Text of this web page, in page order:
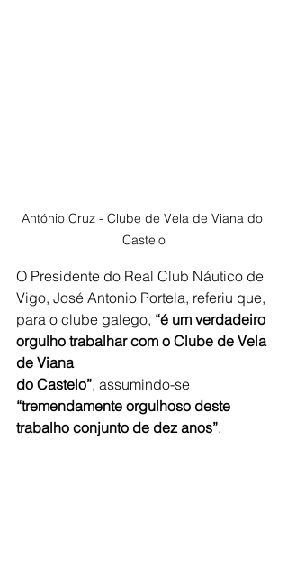
António Cruz - Clube de Vela de Viana do
Castelo
O Presidente do Real Club Náutico de
Vigo, José Antonio Portela, referiu que,
para o clube galego, “é um verdadeiro
orgulho trabalhar com o Clube de Vela
de Viana
do Castelo”, assumindo-se
“tremendamente orgulhoso deste
trabalho conjunto de dez anos”.